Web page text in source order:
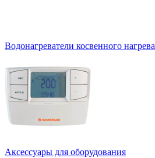
Водонагреватели косвенного нагрева
Аксессуары для оборудования